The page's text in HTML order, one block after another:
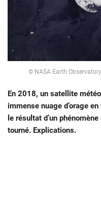
© NASA Earth
En 2018, un satellite
immense nuage d’orage
le résultat d’un
tourné. Explications.